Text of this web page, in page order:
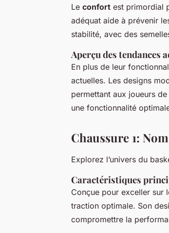
Le confort est primordial
adéquat aide à prévenir
stabilité, avec des
Aperçu des tendances
En plus de leur
actuelles. Les designs
permettant aux joueurs
une fonctionnalité
Chaussure 1:
Explorez l’univers du
Caractéristiques
Conçue pour exceller sur
traction optimale. Son
compromettre la